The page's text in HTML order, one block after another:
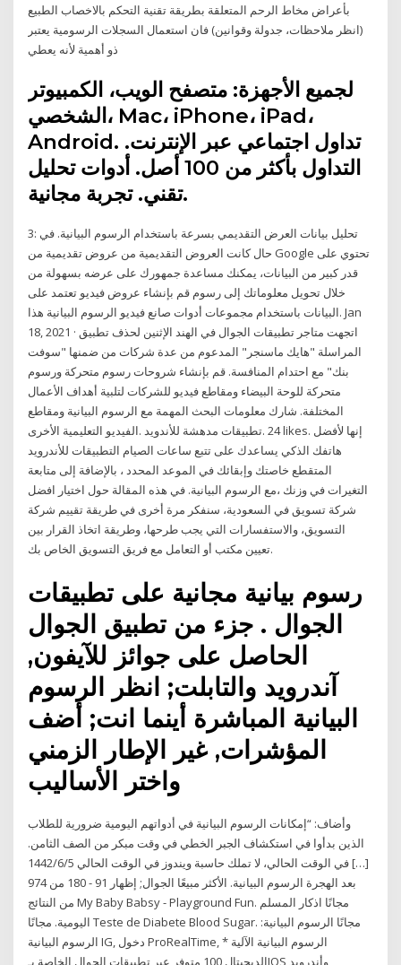
بأعراض مخاط الرحم المتعلقة بطريقة تقنية التحكم بالاخصاب الطبيع
(انظر ملاحظات، جدولة وقوانين) فان استعمال السجلات الرسومية يعتبر
ذو أهمية لأنه يعطي
لجميع الأجهزة: متصفح الويب، الكمبيوتر
الشخصي، Mac، iPhone، iPad،
Android. تداول اجتماعي عبر الإنترنت.
التداول بأكثر من 100 أصل. أدوات تحليل
تقني. تجربة مجانية.
3: تحليل بيانات العرض التقديمي بسرعة باستخدام الرسوم البيانية. في
حال كانت العروض التقديمية من عروض تقديمية من Google تحتوي على
قدر كبير من البيانات، يمكنك مساعدة جمهورك على عرضه بسهولة من
خلال تحويل معلوماتك إلى رسوم قم بإنشاء عروض فيديو تعتمد على
البيانات باستخدام مجموعات أدوات صانع فيديو الرسوم البيانية هذا. Jan
18, 2021 · اتجهت متاجر تطبيقات الجوال في الهند الإثنين لحذف تطبيق
المراسلة "هايك ماسنجر" المدعوم من عدة شركات من ضمنها "سوفت
بنك" مع احتدام المنافسة. قم بإنشاء شروحات رسوم متحركة ورسوم
متحركة للوحة البيضاء ومقاطع فيديو للشركات لتلبية أهداف الأعمال
المختلفة. شارك معلومات البحث المهمة مع الرسوم البيانية ومقاطع
الفيديو التعليمية الأخرى. ‎تطبيقات مدهشة للأندويد‎. 24 likes. ‎إنها لأفضل
التطبيقات للأندرويد‎ هاتفك الذكي يساعدك على تتبع ساعات الصيام
المتقطع خاصتك وإبقائك في الموعد المحدد ، بالإضافة إلى متابعة
التغيرات في وزنك ،مع الرسوم البيانية. في هذه المقالة حول اختيار افضل
شركة تسويق في السعودية، سنفكر مرة أخرى في طريقة تقييم شركة
التسويق، والاستفسارات التي يجب طرحها، وطريقة اتخاذ القرار بين
تعيين مكتب أو التعامل مع فريق التسويق الخاص بك.
رسوم بيانية مجانية على تطبيقات
الجوال . جزء من تطبيق الجوال
الحاصل على جوائز للآيفون,
آندرويد والتابلت; انظر الرسوم
البيانية المباشرة أينما انت; أضف
المؤشرات, غير الإطار الزمني
واختر الأساليب
وأضاف: “إمكانات الرسوم البيانية في أدواتهم اليومية ضرورية للطلاب
الذين بدأوا في استكشاف الجبر الخطي في وقت مبكر من الصف الثامن.
[…] في الوقت الحالي، لا تملك حاسبة ويندوز في الوقت الحالي 5‏‏/6‏‏/1442
بعد الهجرة الرسوم البيانية. الأكثر مبيعًا الجوال; إظهار 91 - 180 من 974
من النتائج My Baby Babsy - Playground Fun. مجانًا اذكار المسلم
اليومية. مجانًا Teste de Diabete Blood Sugar. مجانًا الرسوم البيانية:
الرسوم البيانية IG, دخول ProRealTime, الرسوم البيانية الآلية *
الديجيتال 100 متوفر عبر تطبيقات الجوال الخاصة بـIOS وأندرويد